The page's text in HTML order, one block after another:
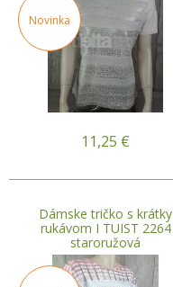
Novinka
11,25 €
Dámske tričko s krátky
rukávom I TUIST 2264
staroružová